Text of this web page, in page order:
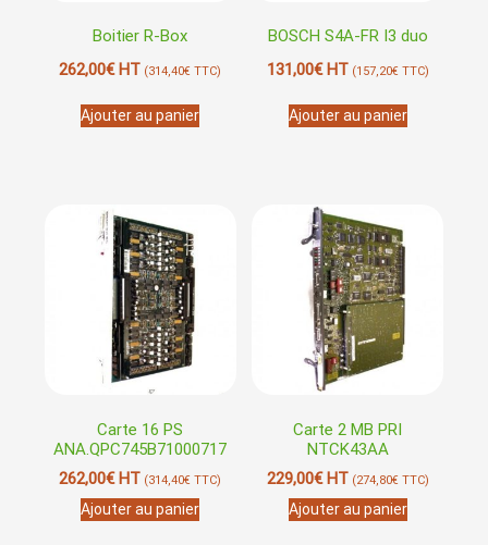
Boitier R-Box
262,00€HT (314,40€ TTC)
Ajouter au panier
BOSCH S4A-FR I3 duo
131,00€HT (157,20€TTC)
Ajouter au panier
Carte 16 PS
ANA.QPC745B71000717
262,00€HT (314,40€ TTC)
Ajouter au panier
Carte 2 MB PRI
NTCK43AA
229,00€HT (274,80€TTC)
Ajouter au panier